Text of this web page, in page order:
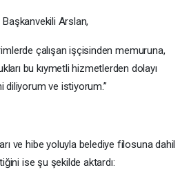
Başkanvekili Arslan,
çalışan işçisinden memuruna,
bu kıymetli hizmetlerden dolayı
diliyorum ve istiyorum.”
ve hibe yoluyla belediye filosuna dahil
ise şu şekilde aktardı: